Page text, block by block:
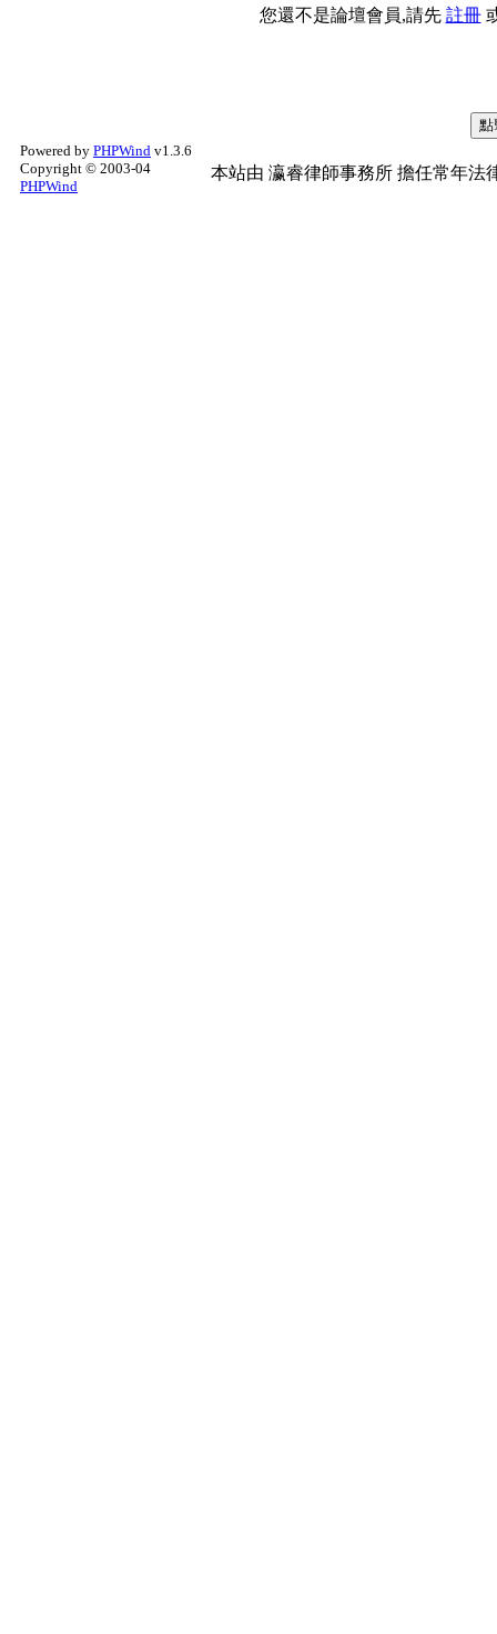
您還不是論壇會員,請先 註冊
Powered by PHPWind v1.3.6
Copyright © 2003-04
PHPWind
本站由 瀛睿律師事務所 擔任常年法